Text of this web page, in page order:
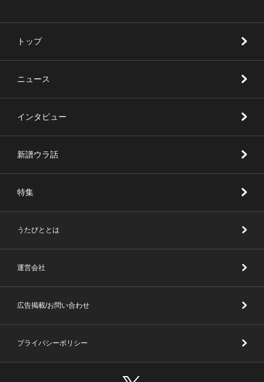
トップ
ニュース
インタビュー
新譜ウラ話
特集
うたびととは
運営会社
広告掲載/お問い合わせ
プライバシーポリシー